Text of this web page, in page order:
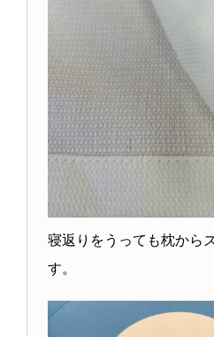
寝返りをうっても枕から
す。